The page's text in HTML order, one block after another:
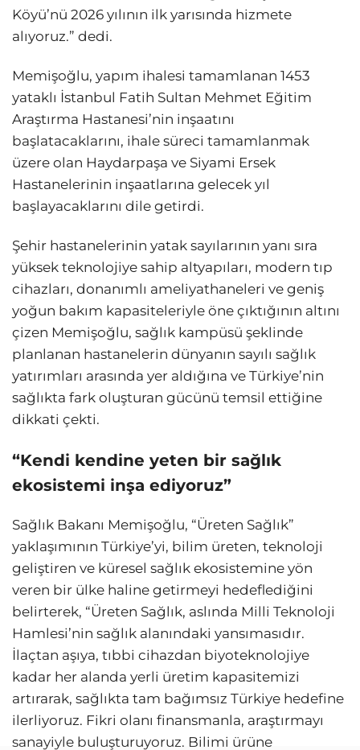
Köyü’nü 2026 yılının ilk yarısında hizmete
alıyoruz.” dedi.
Memişoğlu, yapım ihalesi tamamlanan 1453
yataklı İstanbul Fatih Sultan Mehmet Eğitim
Araştırma Hastanesi’nin inşaatını
başlatacaklarını, ihale süreci tamamlanmak
üzere olan Haydarpaşa ve Siyami Ersek
Hastanelerinin inşaatlarına gelecek yıl
başlayacaklarını dile getirdi.
Şehir hastanelerinin yatak sayılarının yanı sıra
yüksek teknolojiye sahip altyapıları, modern tıp
cihazları, donanımlı ameliyathaneleri ve geniş
yoğun bakım kapasiteleriyle öne çıktığının altını
çizen Memişoğlu, sağlık kampüsü şeklinde
planlanan hastanelerin dünyanın sayılı sağlık
yatırımları arasında yer aldığına ve Türkiye’nin
sağlıkta fark oluşturan gücünü temsil ettiğine
dikkati çekti.
“Kendi kendine yeten bir sağlık
ekosistemi inşa ediyoruz”
Sağlık Bakanı Memişoğlu, “Üreten Sağlık”
yaklaşımının Türkiye’yi, bilim üreten, teknoloji
geliştiren ve küresel sağlık ekosistemine yön
veren bir ülke haline getirmeyi hedeflediğini
belirterek, “Üreten Sağlık, aslında Milli Teknoloji
Hamlesi’nin sağlık alanındaki yansımasıdır.
İlaçtan aşıya, tıbbi cihazdan biyoteknolojiye
kadar her alanda yerli üretim kapasitemizi
artırarak, sağlıkta tam bağımsız Türkiye hedefine
ilerliyoruz. Fikri olanı finansmanla, araştırmayı
sanayiyle buluşturuyoruz. Bilimi ürüne